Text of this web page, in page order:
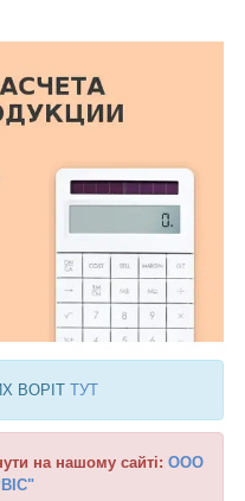
ВОРІТ ТУТ
на нашому сайті: ООО